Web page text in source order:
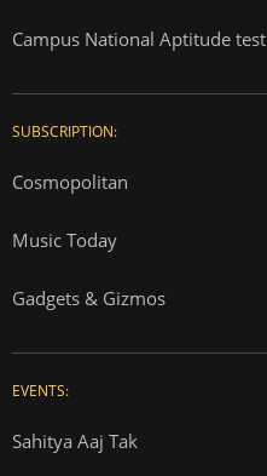
Campus National Aptitude test
SUBSCRIPTION:
Cosmopolitan
Music Today
Gadgets & Gizmos
EVENTS:
Sahitya Aaj Tak